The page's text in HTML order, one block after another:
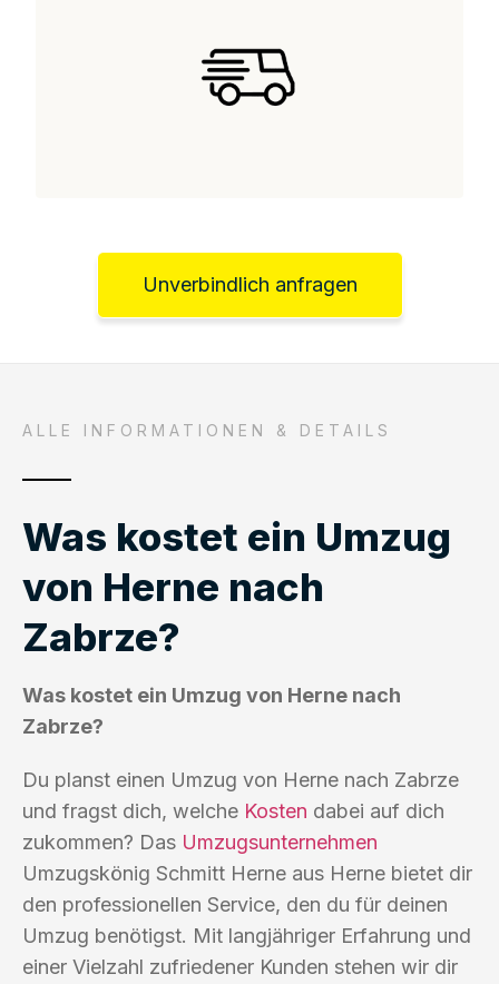
Unverbindlich anfragen
ALLE INFORMATIONEN & DETAILS
Was kostet ein Umzug
von Herne nach
Zabrze?
Was kostet ein Umzug von Herne nach
Zabrze?
Du planst einen Umzug von Herne nach Zabrze
und fragst dich, welche Kosten dabei auf dich
zukommen? Das Umzugsunternehmen
Umzugskönig Schmitt Herne aus Herne bietet dir
den professionellen Service, den du für deinen
Umzug benötigst. Mit langjähriger Erfahrung und
einer Vielzahl zufriedener Kunden stehen wir dir